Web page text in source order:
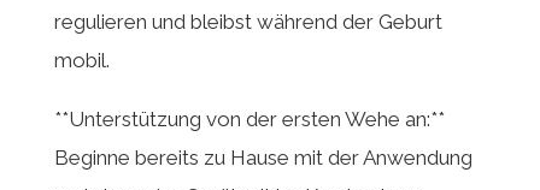
regulieren und bleibst während der Geburt
mobil.
**Unterstützung von der ersten Wehe an:**
Beginne bereits zu Hause mit der Anwendung